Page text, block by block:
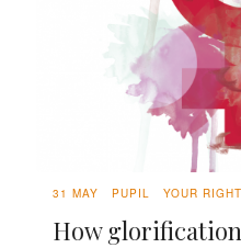
31 MAY PUPIL YOUR
How